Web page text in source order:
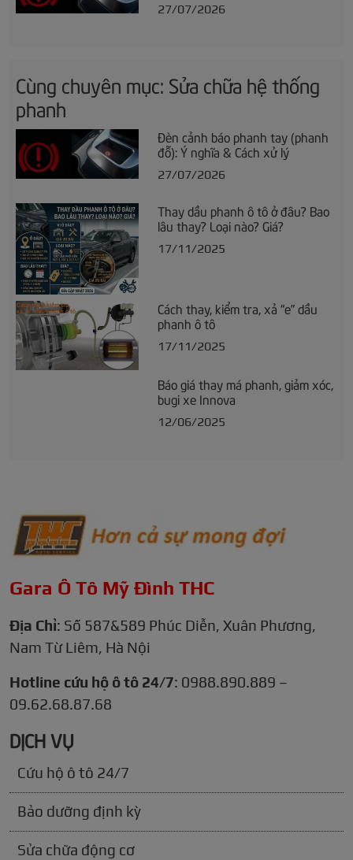
27/07/2026
Cùng chuyên mục: Sửa chữa hệ thống
phanh
Đèn cảnh báo phanh tay (phanh
đỗ): Ý nghĩa & Cách xử lý
27/07/2026
Thay dầu phanh ô tô ở đâu? Bao
lâu thay? Loại nào? Giá?
17/11/2025
Cách thay, kiểm tra, xả “e” dầu
phanh ô tô
17/11/2025
Báo giá thay má phanh, giảm xóc,
bugi xe Innova
12/06/2025
Gara Ô Tô Mỹ Đình THC
Địa Chỉ: Số 587&589 Phúc Diễn, Xuân Phương,
Nam Từ Liêm, Hà Nội
Hotline cứu hộ ô tô 24/7: 0988.890.889 –
09.62.68.87.68
DỊCH VỤ
Cứu hộ ô tô 24/7
Bảo dưỡng định kỳ
Sửa chữa động cơ